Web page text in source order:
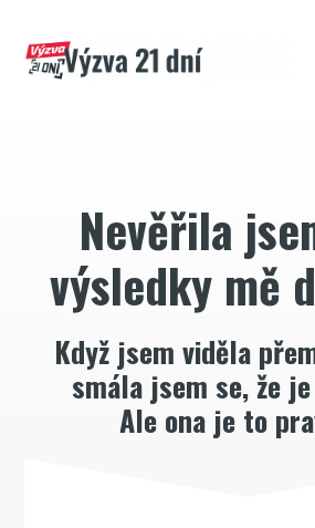
Nevěřila
výsledky mě
Když jsem viděla
smála jsem se, že
Ale ona je to